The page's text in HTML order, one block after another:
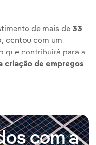
de mais de 33
contou com um
que contribuirá para a
criação de empregos
com a